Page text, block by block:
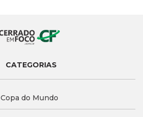
CATEGORIAS
Copa do Mundo